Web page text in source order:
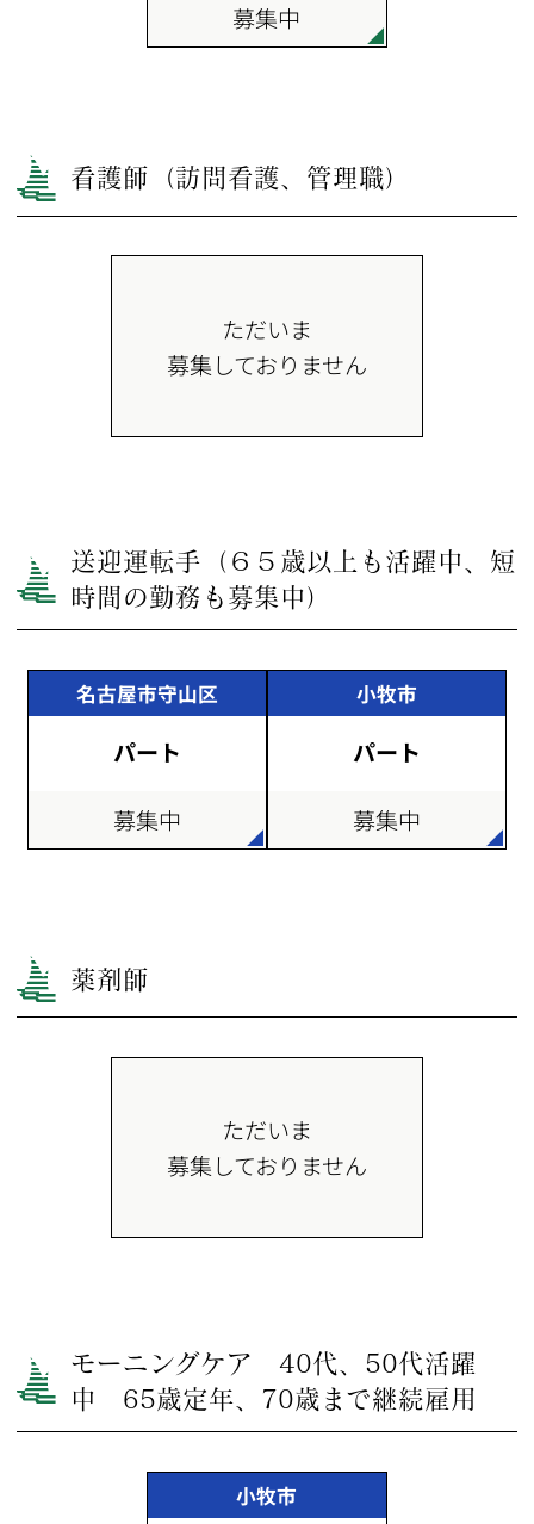
募集中
看護師（訪問看護、管理職）
ただいま
募集しておりません
送迎運転手（６５歳以上も活躍中、短
時間の勤務も募集中）
名古屋市守山区
パート
募集中
小牧市
パート
募集中
薬剤師
ただいま
募集しておりません
モーニングケア 40代、50代活躍
中 65歳定年、70歳まで継続雇用
小牧市